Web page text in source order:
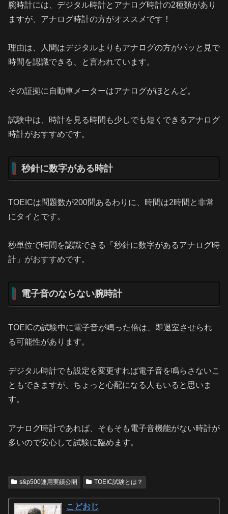
腕時計には、デジタル時計とアナログ時計の2種類があり
ますが、アナログ時計の方がオススメです！
理由は、人間はデジタルよりもアナログの方がパッと見で
時間を認識できる、と言われています。
その証拠に自動車メーターはアナログがほとんど。
試験中は、時計を見る時間も少しでも短くできるアナログ
時計がおすすめです。
秒針に数字がある時計
TOEICは問題数が200問あるわりに、時間は2時間と非常
にタイとです。
秒単位で時間を認識できる「秒針に数字があるアナログ時
計」がおすすめです。
電子音のならない腕時計
TOEICの試験中に電子音が鳴った倍は、即退室させられ
る可能性があります。
デジタル時計でも設定を変更すれば電子音を鳴らさないこ
ともできますが、ちょっと心配になる人もいると思いま
す。
アナログ時計であれば、そもそも電子音機能がない時計が
多いので安心して試験に臨めます。
s&p500運用実績公開 TOEIC試験とは？
こどおじ